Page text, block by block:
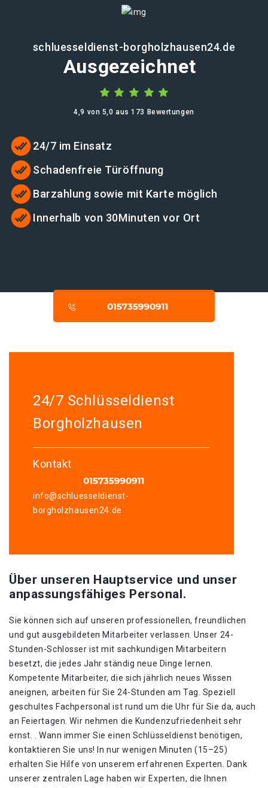
schluesseldienst-borgholzhausen24.de
Ausgezeichnet
4,9 von 5,0 aus 173 Bewertungen
24/7 im Einsatz
Schadenfreie Türöffnung
Barzahlung sowie mit Karte möglich
Innerhalb von 30Minuten vor Ort
24/7 Schlüsseldienst
Borgholzhausen
Kontakt
info@schluesseldienst-
borgholzhausen24.de
Über unseren Hauptservice und unser
anpassungsfähiges Personal.
Sie können sich auf unseren professionellen, freundlichen
und gut ausgebildeten Mitarbeiter verlassen. Unser 24-
Stunden-Schlosser ist mit sachkundigen Mitarbeitern
besetzt, die jedes Jahr ständig neue Dinge lernen.
Kompetente Mitarbeiter, die sich jährlich neues Wissen
aneignen, arbeiten für Sie 24-Stunden am Tag. Speziell
geschultes Fachpersonal ist rund um die Uhr für Sie da, auch
an Feiertagen. Wir nehmen die Kundenzufriedenheit sehr
ernst. . Wann immer Sie einen Schlüsseldienst benötigen,
kontaktieren Sie uns! In nur wenigen Minuten (15–25)
erhalten Sie Hilfe von unserem erfahrenen Experten. Dank
unserer zentralen Lage haben wir Experten, die Ihnen